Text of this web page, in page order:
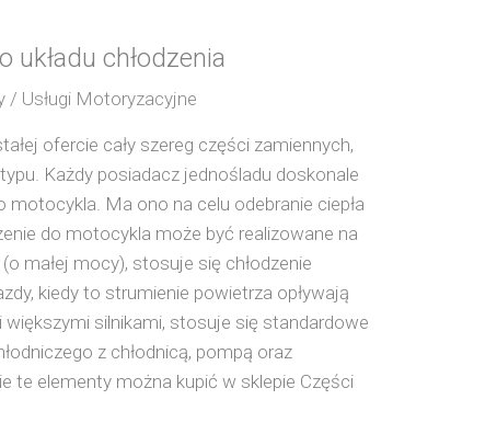
chłodzenia
/ Usługi Motoryzacyjne
ofercie cały szereg części zamiennych,
Każdy posiadacz jednośladu doskonale
motocykla. Ma ono na celu odebranie ciepła
do motocykla może być realizowane na
małej mocy), stosuje się chłodzenie
kiedy to strumienie powietrza opływają
silnikami, stosuje się standardowe
z chłodnicą, pompą oraz
te elementy można kupić w sklepie Części